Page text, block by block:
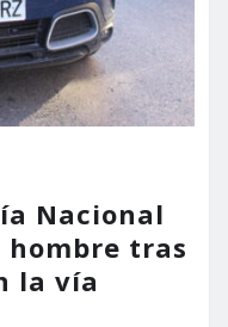
Nacional
tras
la vía